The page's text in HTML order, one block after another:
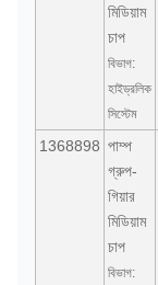
মিডিয়াম
চাপ
বিভাগ:
হাইড্রলিক
সিস্টেম
1368898 পাম্প
গ্রুপ-
গিয়ার
মিডিয়াম
চাপ
বিভাগ: